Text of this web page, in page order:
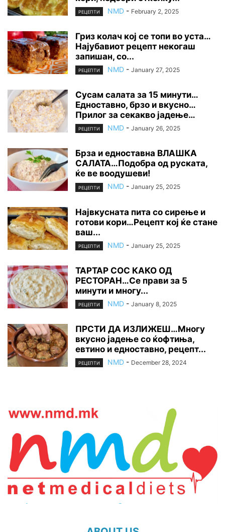
РЕЦЕПТИ NMD - February 2, 2025
Гриз колач кој се топи во уста…
Најубавиот рецепт некогаш
запишан, со...
РЕЦЕПТИ NMD - January 27, 2025
Сусам салата за 15 минути…
Едноставно, брзо и вкусно…
Прилог за секакво јадење…
РЕЦЕПТИ NMD - January 26, 2025
Брза и едноставна ВЛАШКА
САЛАТА…Подобра од руската,
ќе ве воодушеви!
РЕЦЕПТИ NMD - January 25, 2025
Највкусната пита со сирење и
готови кори…Рецепт кој ќе стане
ваш...
РЕЦЕПТИ NMD - January 25, 2025
ТАРТАР СОС КАКО ОД
РЕСТОРАН…Се прави за 5
минути и многу...
РЕЦЕПТИ NMD - January 8, 2025
ПРСТИ ДА ИЗЛИЖЕШ…Многу
вкусно јадење со ќофтиња,
евтино и едноставно, рецепт...
РЕЦЕПТИ NMD - December 28, 2024